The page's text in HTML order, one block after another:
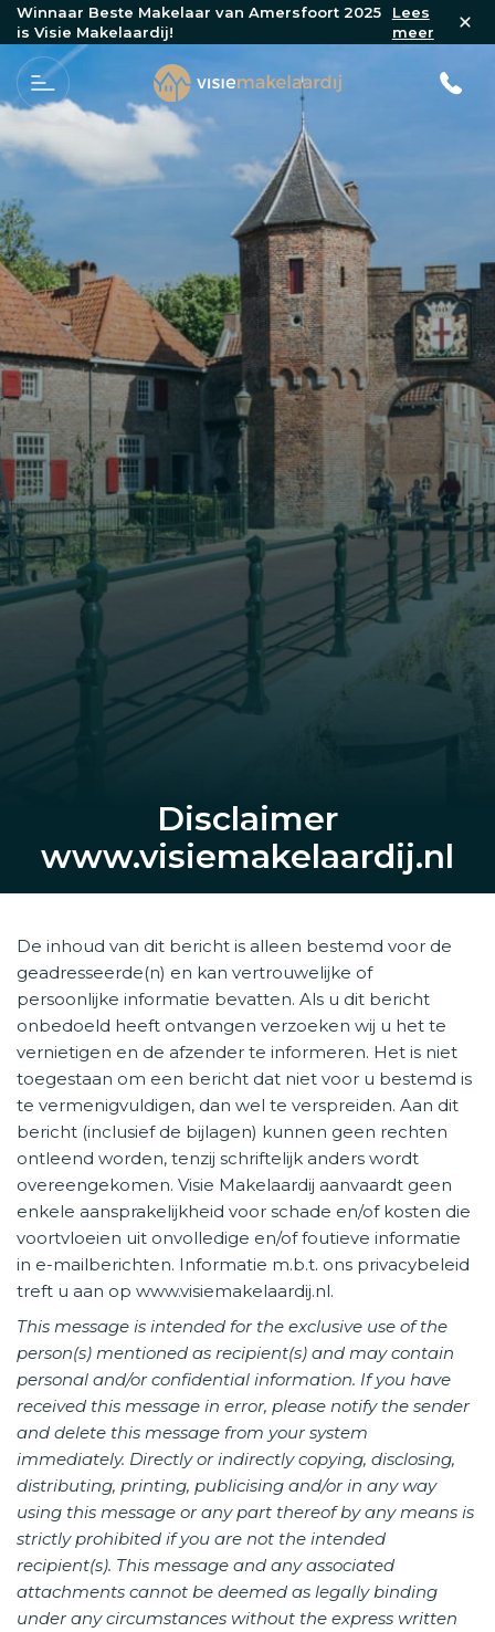
Winnaar Beste Makelaar van Amersfoort 2025
is Visie Makelaardij!
Lees
meer
Disclaimer
www.visiemakelaardij.nl
De inhoud van dit bericht is alleen bestemd voor de
geadresseerde(n) en kan vertrouwelijke of
persoonlijke informatie bevatten. Als u dit bericht
onbedoeld heeft ontvangen verzoeken wij u het te
vernietigen en de afzender te informeren. Het is niet
toegestaan om een bericht dat niet voor u bestemd is
te vermenigvuldigen, dan wel te verspreiden. Aan dit
bericht (inclusief de bijlagen) kunnen geen rechten
ontleend worden, tenzij schriftelijk anders wordt
overeengekomen. Visie Makelaardij aanvaardt geen
enkele aansprakelijkheid voor schade en/of kosten die
voortvloeien uit onvolledige en/of foutieve informatie
in e-mailberichten. Informatie m.b.t. ons privacybeleid
treft u aan op www.visiemakelaardij.nl.
This message is intended for the exclusive use of the
person(s) mentioned as recipient(s) and may contain
personal and/or confidential information. If you have
received this message in error, please notify the sender
and delete this message from your system
immediately. Directly or indirectly copying, disclosing,
distributing, printing, publicising and/or in any way
using this message or any part thereof by any means is
strictly prohibited if you are not the intended
recipient(s). This message and any associated
attachments cannot be deemed as legally binding
under any circumstances without the express written